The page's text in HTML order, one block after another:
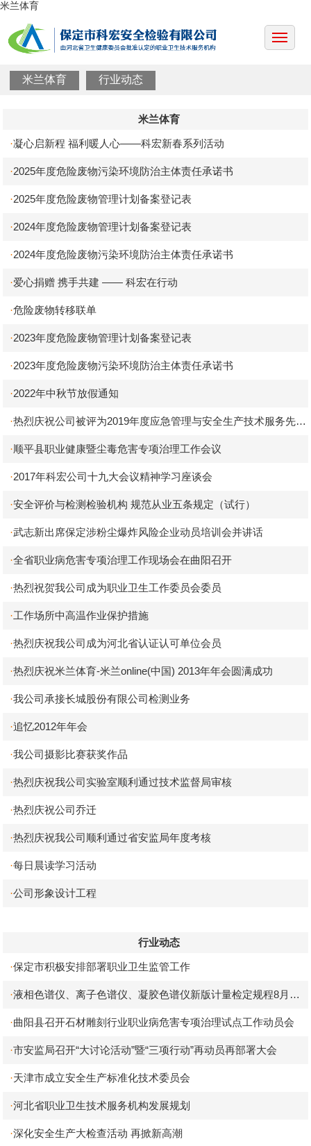
米兰体育
米兰体育 行业动态
米兰体育
· 凝心启新程 福利暖人心——科宏新春系列活动
·2025年度危险废物污染环境防治主体责任承诺书
·2025年度危险废物管理计划备案登记表
·2024年度危险废物管理计划备案登记表
·2024年度危险废物污染环境防治主体责任承诺书
· 爱心捐赠 携手共建 —— 科宏在行动
·危险废物转移联单
·2023年度危险废物管理计划备案登记表
·2023年度危险废物污染环境防治主体责任承诺书
·2022年中秋节放假通知
·热烈庆祝公司被评为2019年度应急管理与安全生产技术服务先进
单位
·顺平县职业健康暨尘毒危害专项治理工作会议
·2017年科宏公司十九大会议精神学习座谈会
·安全评价与检测检验机构 规范从业五条规定（试行）
·武志新出席保定涉粉尘爆炸风险企业动员培训会并讲话
·全省职业病危害专项治理工作现场会在曲阳召开
·热烈祝贺我公司成为职业卫生工作委员会委员
·工作场所中高温作业保护措施
·热烈庆祝我公司成为河北省认证认可单位会员
·热烈庆祝米兰体育-米兰online(中国) 2013年年会圆满成功
·我公司承接长城股份有限公司检测业务
·追忆2012年年会
·我公司摄影比赛获奖作品
·热烈庆祝我公司实验室顺利通过技术监督局审核
·热烈庆祝公司乔迁
·热烈庆祝我公司顺利通过省安监局年度考核
·每日晨读学习活动
·公司形象设计工程
行业动态
·保定市积极安排部署职业卫生监管工作
·液相色谱仪、离子色谱仪、凝胶色谱仪新版计量检定规程8月实
施
·曲阳县召开石材雕刻行业职业病危害专项治理试点工作动员会
·市安监局召开“大讨论活动”暨“三项行动”再动员再部署大会
·天津市成立安全生产标准化技术委员会
·河北省职业卫生技术服务机构发展规划
·深化安全生产大检查活动 再掀新高潮